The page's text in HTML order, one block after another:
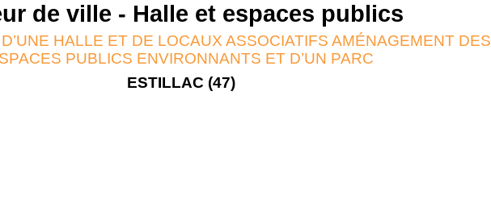
de ville - Halle et espaces publics
HALLE ET DE LOCAUX ASSOCIATIFS AMÉNAGEMENT DES
PUBLICS ENVIRONNANTS ET D’UN PARC
ESTILLAC (47)